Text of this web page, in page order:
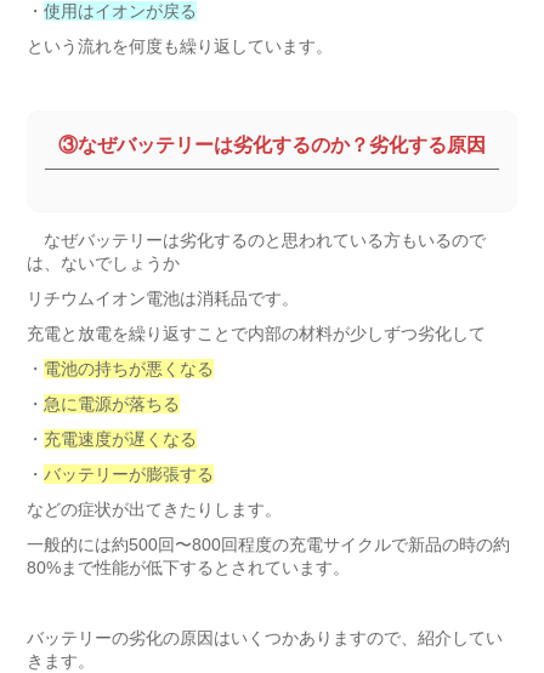
・ 使用はイオンが戻る
という流れを何度も繰り返しています。
③なぜバッテリーは劣化するのか？劣化する原因
なぜバッテリーは劣化するのと思われている方もいるので
は、ないでしょうか
リチウムイオン電池は消耗品です。
充電と放電を繰り返すことで内部の材料が少しずつ劣化して
・ 電池の持ちが悪くなる
・ 急に電源が落ちる
・ 充電速度が遅くなる
・ バッテリーが膨張する
などの症状が出てきたりします。
一般的には約500回〜800回程度の充電サイクルで新品の時の約
80%まで性能が低下するとされています。
バッテリーの劣化の原因はいくつかありますので、紹介してい
きます。